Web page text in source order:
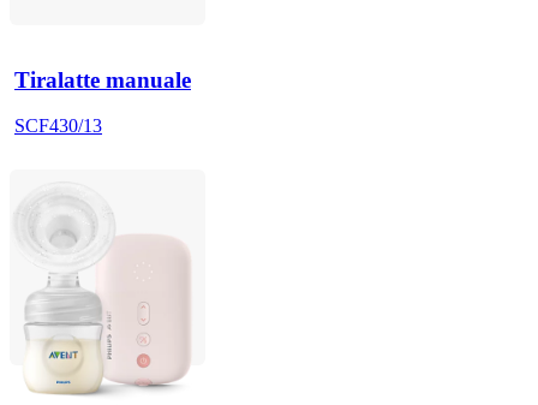
Tiralatte manuale
SCF430/13